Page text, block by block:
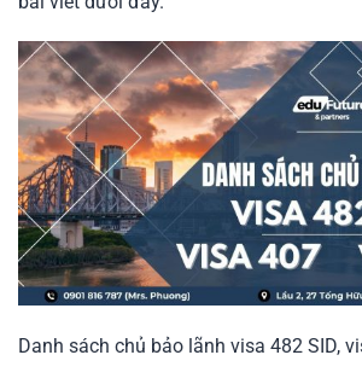
Danh sách chủ bảo lãnh visa 482 SID,